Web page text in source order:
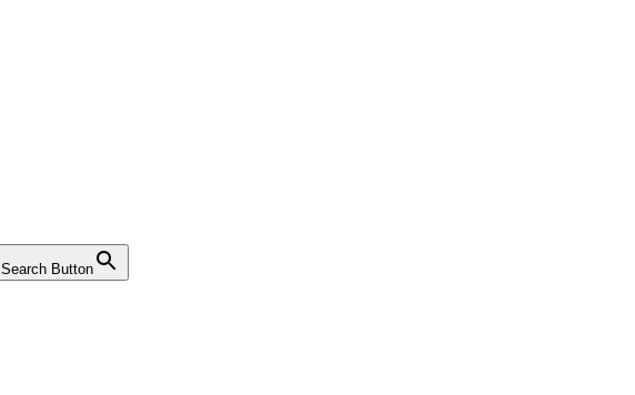
Search Button